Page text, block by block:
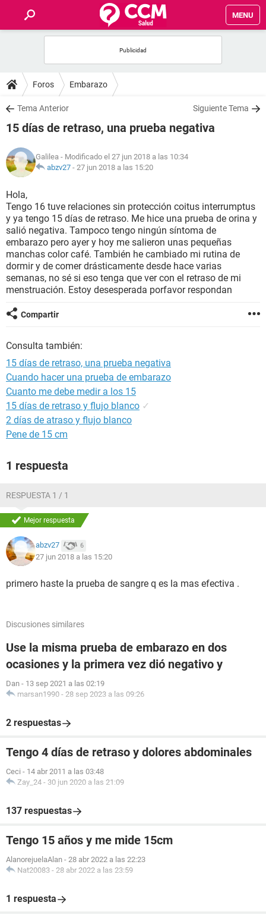
MENU
FOROS
SALUD
NUTRICIÓN
BIENESTAR
SEXUALIDAD
GLOSARIO
Foros Embarazo
Tema Anterior Siguiente Tema
15 días de retraso, una prueba negativa
Galilea - Modificado el 27 jun 2018 a las 10:34
abzv27 - 27 jun 2018 a las 15:20
Hola,
Tengo 16 tuve relaciones sin protección coitus interrumptus
y ya tengo 15 días de retraso. Me hice una prueba de orina y
salió negativa. Tampoco tengo ningún síntoma de
embarazo pero ayer y hoy me salieron unas pequeñas
manchas color café. También he cambiado mi rutina de
dormir y de comer drásticamente desde hace varias
semanas, no sé si eso tenga que ver con el retraso de mi
menstruación. Estoy desesperada porfavor respondan
Compartir
Consulta también:
15 días de retraso, una prueba negativa
Cuando hacer una prueba de embarazo
Cuanto me debe medir a los 15
15 días de retraso y flujo blanco ✓
2 días de atraso y flujo blanco
Pene de 15 cm
1 respuesta
RESPUESTA 1 / 1
Mejor respuesta
abzv27 6
27 jun 2018 a las 15:20
primero haste la prueba de sangre q es la mas efectiva .
Discusiones similares
Use la misma prueba de embarazo en dos
ocasiones y la primera vez dió negativo y
Dan - 13 sep 2021 a las 02:19
marsan1990 - 28 sep 2023 a las 09:26
2 respuestas
Tengo 4 días de retraso y dolores abdominales
Ceci - 14 abr 2011 a las 03:48
Zay_24 - 30 jun 2020 a las 21:09
137 respuestas
Tengo 15 años y me mide 15cm
AlanorejuelaAlan - 28 abr 2022 a las 22:23
Nat20083 - 28 abr 2022 a las 23:59
1 respuesta